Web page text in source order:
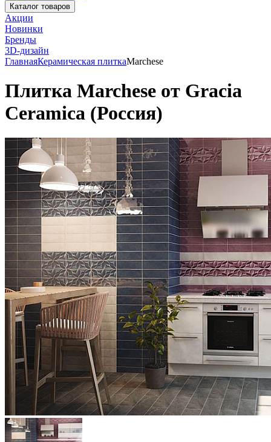
Каталог товаров
Акции
Новинки
Бренды
3D-дизайн
ГлавнаяКерамическая плиткаMarchese
Плитка Marchese от Gracia
Ceramica (Россия)